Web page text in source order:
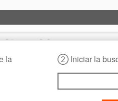
de la correa:
¿Cómo
la
② Iniciar la